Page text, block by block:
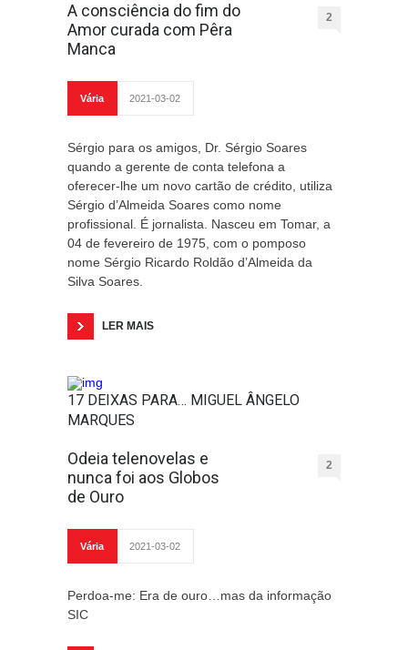
A consciência do fim do
Amor curada com Pêra
Manca
2
Vária 2021-03-02
Sérgio para os amigos, Dr. Sérgio Soares
quando a gerente de conta telefona a
oferecer-lhe um novo cartão de crédito, utiliza
Sérgio d’Almeida Soares como nome
profissional. É jornalista. Nasceu em Tomar, a
04 de fevereiro de 1975, com o pomposo
nome Sérgio Ricardo Roldão d’Almeida da
Silva Soares.
LER MAIS
17 DEIXAS PARA… MIGUEL ÂNGELO
MARQUES
Odeia telenovelas e
nunca foi aos Globos
de Ouro
2
Vária 2021-03-02
Perdoa-me: Era de ouro…mas da informação
SIC